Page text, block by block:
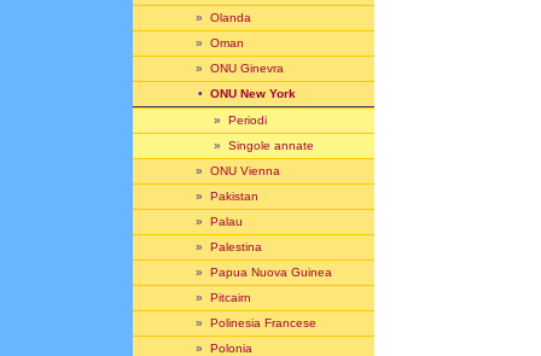
» Olanda
» Oman
» ONU Ginevra
• ONU New York
» Periodi
» Singole annate
» ONU Vienna
» Pakistan
» Palau
» Palestina
» Papua Nuova Guinea
» Pitcairn
» Polinesia Francese
» Polonia